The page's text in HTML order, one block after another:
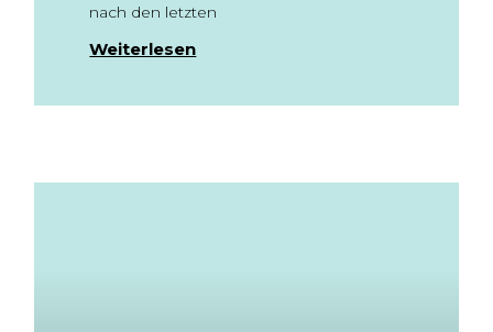
nach den letzten
Weiterlesen